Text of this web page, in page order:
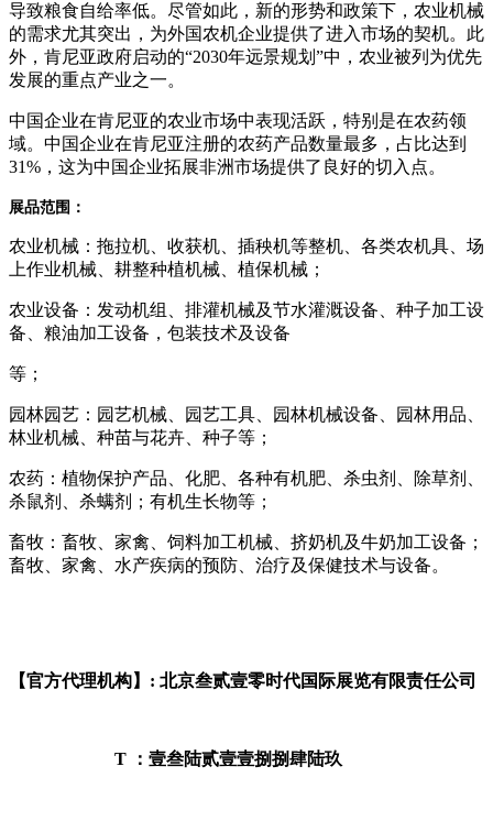
导致粮食自给率低。尽管如此，新的形势和政策下，农业机械
的需求尤其突出，为外国农机企业提供了进入市场的契机‌。此
外，肯尼亚政府启动的“2030年远景规划”中，农业被列为优先
发展的重点产业之一‌。
中国企业在肯尼亚的农业市场中表现活跃，特别是在农药领
域。中国企业在肯尼亚注册的农药产品数量最多，占比达到
31%，这为中国企业拓展非洲市场提供了良好的切入点‌。
展品范围：
农业机械：拖拉机、收获机、插秧机等整机、各类农机具、场
上作业机械、耕整种植机械、植保机械；
农业设备：发动机组、排灌机械及节水灌溉设备、种子加工设
备、粮油加工设备，包装技术及设备
等；
园林园艺：园艺机械、园艺工具、园林机械设备、园林用品、
林业机械、种苗与花卉、种子等；
农药：植物保护产品、化肥、各种有机肥、杀虫剂、除草剂、
杀鼠剂、杀螨剂；有机生长物等；
畜牧：畜牧、家禽、饲料加工机械、挤奶机及牛奶加工设备；
畜牧、家禽、水产疾病的预防、治疗及保健技术与设备。
【官方代理机构】: 北京叁贰壹零时代国际展览有限责任公司
T ：壹叁陆贰壹壹捌捌肆陆玖